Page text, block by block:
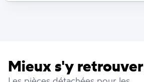
Mieux s'y retrouver